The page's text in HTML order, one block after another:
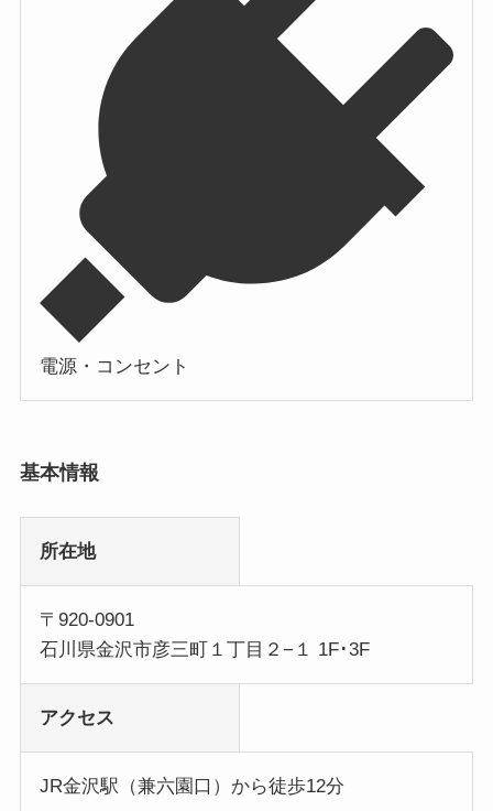
電源・コンセント
基本情報
所在地
〒920-0901
石川県金沢市彦三町１丁目２−１ 1F･3F
アクセス
JR金沢駅（兼六園口）から徒歩12分